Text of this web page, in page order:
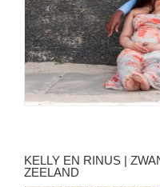
KELLY EN RINUS |
ZEELAND